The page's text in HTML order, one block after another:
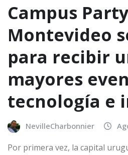
Campus
Montevideo
para recibir
mayores
tecnología e
NevilleCharbonnier
Por primera vez, la capital